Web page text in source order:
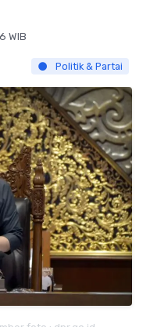
WIB
Politik & Partai